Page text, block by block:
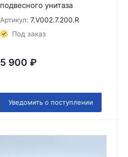
подвесного унитаза
Артикул: 7.V002.7.200.R
Под заказ
5 900 ₽
Уведомить о поступлении